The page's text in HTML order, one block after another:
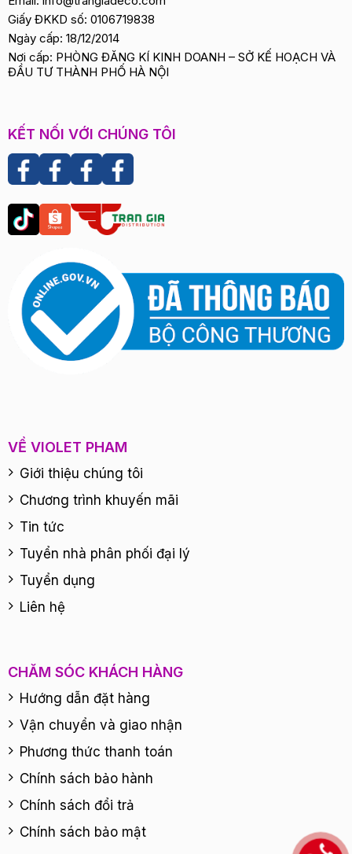
Giấy ĐKKD số: 0106719838
Ngày cấp: 18/12/2014
Nơi cấp: PHÒNG ĐĂNG KÍ KINH DOANH – SỞ KẾ HOẠCH VÀ
ĐẦU TƯ THÀNH PHỐ HÀ NỘI
KẾT NỐI VỚI CHÚNG TÔI
VỀ VIOLET PHAM
Giới thiệu chúng tôi
Chương trình khuyến mãi
Tin tức
Tuyển nhà phân phối đại lý
Tuyển dụng
Liên hệ
CHĂM SÓC KHÁCH HÀNG
Hướng dẫn đặt hàng
Vận chuyển và giao nhận
Phương thức thanh toán
Chính sách bảo hành
Chính sách đổi trả
Chính sách bảo mật